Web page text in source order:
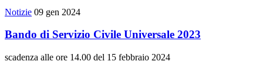
Notizie 09 gen 2024
Bando di Servizio Civile Universale 2023
scadenza alle ore 14.00 del 15 febbraio 2024